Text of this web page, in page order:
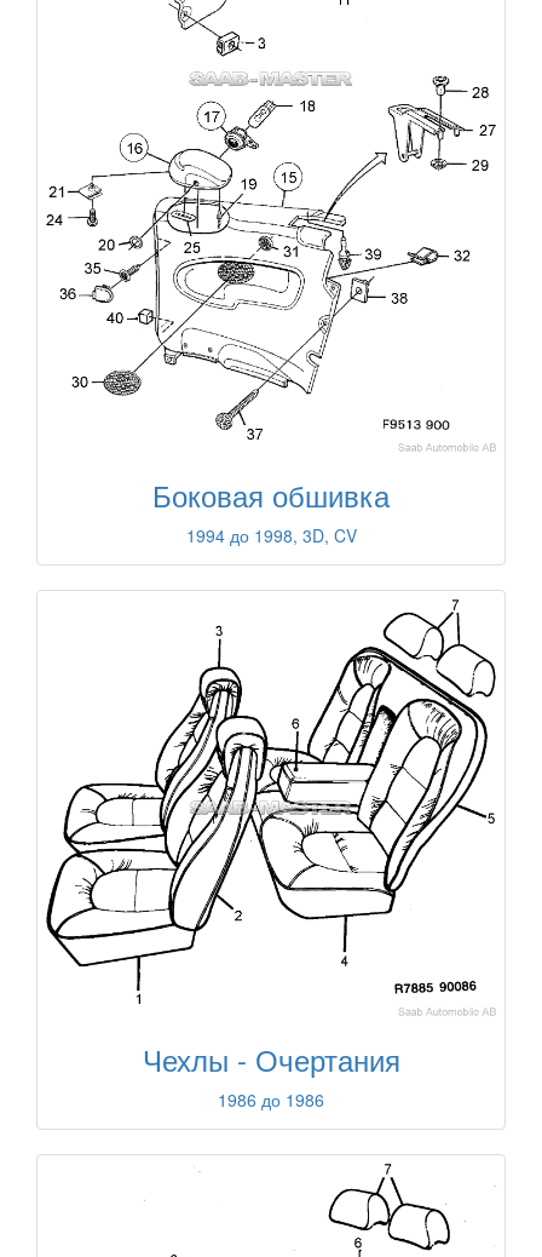
Боковая обшивка
1994 до 1998, 3D, CV
Чехлы - Очертания
1986 до 1986